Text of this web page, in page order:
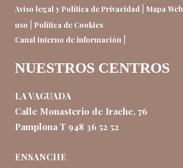
Aviso legal y Política de Privacidad Mapa Web
uso
Política de Cookies
Canal interno de información
NUESTROS CENTROS
LA VAGUADA
Calle Monasterio de Irache, 76
Pamplona T 948 36 52 52
ENSANCHE